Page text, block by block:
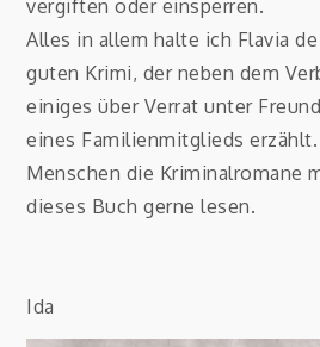
vergiften oder einsperren.
Alles in allem halte ich Flavia
guten Krimi, der neben dem
einiges über Verrat unter
eines Familienmitglieds
Menschen die Kriminalromane
dieses Buch gerne lesen.
Ida